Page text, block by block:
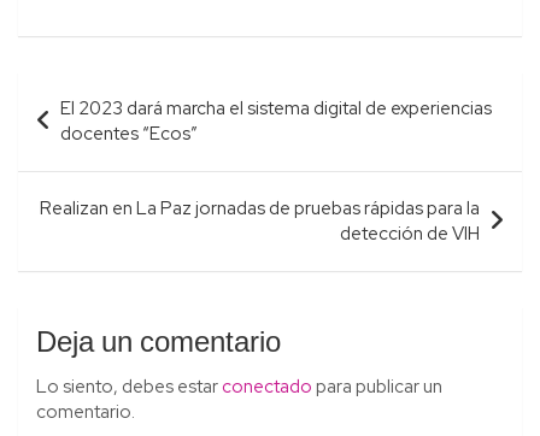
Navegación
de
entradas
El 2023 dará marcha el sistema digital de experiencias
docentes “Ecos”
Realizan en La Paz jornadas de pruebas rápidas para la
detección de VIH
Deja un comentario
Lo siento, debes estar conectado para publicar un
comentario.